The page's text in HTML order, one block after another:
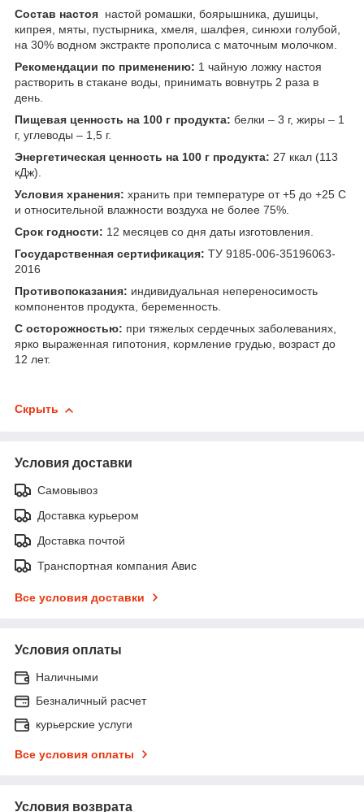
Состав настоя настой ромашки, боярышника, душицы,
кипрея, мяты, пустырника, хмеля, шалфея, синюхи голубой,
на 30% водном экстракте прополиса с маточным молочком.
Рекомендации по применению: 1 чайную ложку настоя
растворить в стакане воды, принимать вовнутрь 2 раза в
день.
Пищевая ценность на 100 г продукта: белки – 3 г, жиры – 1
г, углеводы – 1,5 г.
Энергетическая ценность на 100 г продукта: 27 ккал (113
кДж).
Условия хранения: хранить при температуре от +5 до +25 С
и относительной влажности воздуха не более 75%.
Срок годности: 12 месяцев со дня даты изготовления.
Государственная сертификация: ТУ 9185-006-35196063-
2016
Противопоказания: индивидуальная непереносимость
компонентов продукта, беременность.
С осторожностью: при тяжелых сердечных заболеваниях,
ярко выраженная гипотония, кормление грудью, возраст до
12 лет.
Скрыть
Условия доставки
Самовывоз
Доставка курьером
Доставка почтой
Транспортная компания Авис
Все условия доставки
Условия оплаты
Наличными
Безналичный расчет
курьерские услуги
Все условия оплаты
Условия возврата